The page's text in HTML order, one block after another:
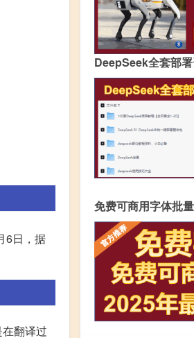
6日，据
翻译过
DeepSeek全套部
免费可商用字体批